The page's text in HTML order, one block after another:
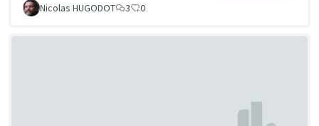
Nicolas HUGODOT
3 0